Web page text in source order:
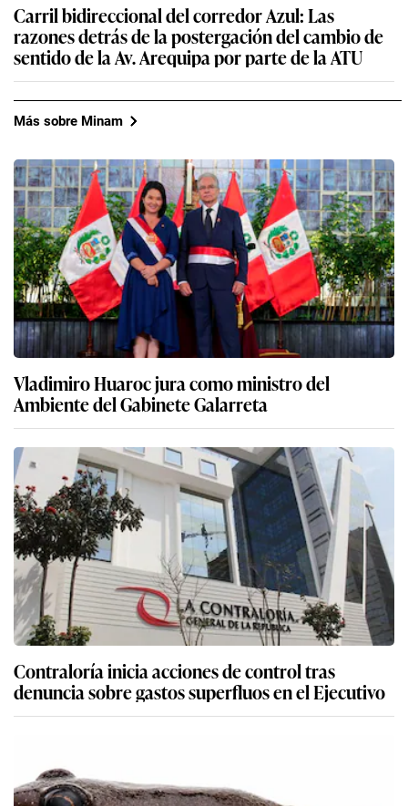
Carril bidireccional del corredor Azul: Las
razones detrás de la postergación del cambio de
sentido de la Av. Arequipa por parte de la ATU
Más sobre Minam
Vladimiro Huaroc jura como ministro del
Ambiente del Gabinete Galarreta
Contraloría inicia acciones de control tras
denuncia sobre gastos superfluos en el Ejecutivo